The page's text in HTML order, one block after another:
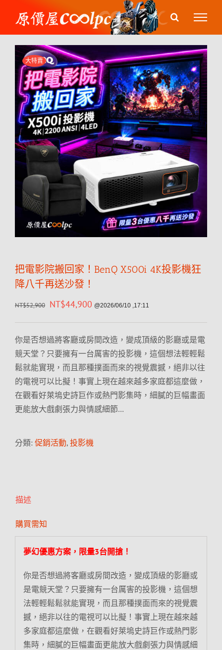
content
大特賣
把電影院搬回家！BenQ X500i 4K投影機狂
降八千再送沙發！
NT$52,900 NT$44,900 @2026/06/10 ,17:11
你是否想過將客廳或房間改造，變成頂級的影廳或是電
競天堂？只要擁有一台厲害的投影機，這個想法輕輕鬆
鬆就能實現，而且那種撲面而來的視覺震撼，絕非以往
的電視可以比擬！事實上現在越來越多家庭都這麼做，
在觀看好萊塢史詩巨作或熱門影集時，細膩的巨幅畫面
更能放大戲劇張力與情感細節…
分類: 促銷活動, 投影機
描述
購買需知
夢幻優惠方案，限量3台開搶！
你是否想過將客廳或房間改造，變成頂級的影廳或
是電競天堂？只要擁有一台厲害的投影機，這個想
法輕輕鬆鬆就能實現，而且那種撲面而來的視覺震
撼，絕非以往的電視可以比擬！事實上現在越來越
多家庭都這麼做，在觀看好萊塢史詩巨作或熱門影
集時，細膩的巨幅畫面更能放大戲劇張力與情感細